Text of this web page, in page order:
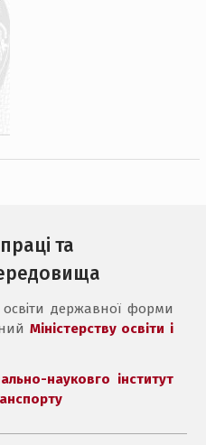
та
державної форми
Міністерству освіти і
науковго інститут